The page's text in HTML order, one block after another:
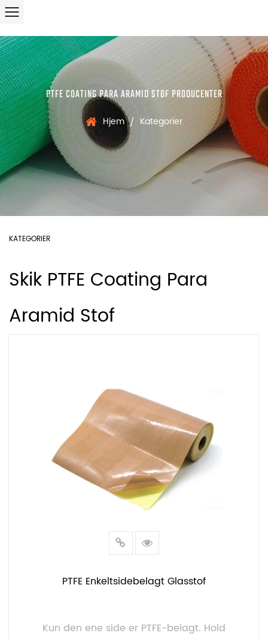
PTFE COATING PARA ARAMID STOF PRODUCENTER
Hjem / Kategorier
KATEGORIER
Skik PTFE Coating Para
Aramid Stof
PTFE Enkeltsidebelagt Glasstof
Kun den ene side er PTFE-belagt. Hold